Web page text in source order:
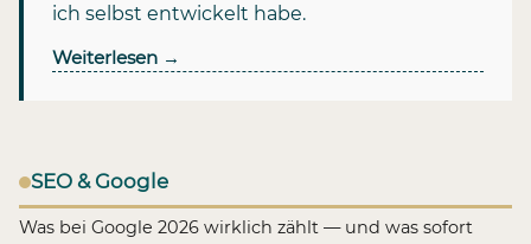
ich selbst entwickelt habe.
Weiterlesen →
SEO & Google
Was bei Google 2026 wirklich zählt — und was sofort